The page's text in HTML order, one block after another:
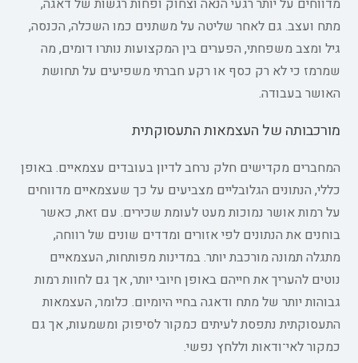
מדווחים על יותר רגעי הנאה וצחוק ופחות רגשות של דאגה,
מתח ועצב. גם לאחר שליטה על משתנים כמו השכלה, הכנסה,
גיל ומצב משפחתי, הפערים בין המקצועות נותרו דומים, מה
שמרמז כי לא רק כסף או רקע חברתי משפיעים על תחושת
האושר בעבודה.
מורכבותה של העצמאות התעסוקתית
המחברים מקדישים חלק נרחב לדיון בעובדים עצמאיים. באופן
כללי, הנתונים הגלובליים מצביעים על כך שעצמאיים מדווחים
על רמות אושר נמוכות מעט לעומת שכירים. עם זאת, כאשר
בוחנים את הנתונים לפי אזורים ומדדים שונים של רווחה,
מתגלה תמונה מורכבת יותר. במדינות מפותחות, העצמאיים
נוטים להעריך את חייהם באופן חיובי יותר, אך גם לחוות רמות
גבוהות יותר של מתח ודאגה בחיי היומיום. כלומר, העצמאות
התעסוקתית נתפסת לעיתים כמקור לסיפוק ומשמעות, אך גם
כמקור לאי־ודאות וללחץ נפשי.